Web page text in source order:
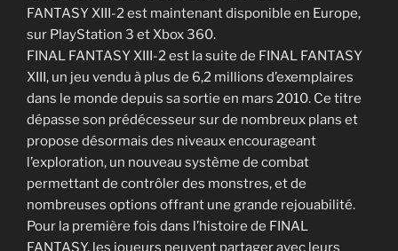
FANTASY XIII-2 est maintenant disponible en Europe,
sur PlayStation 3 et Xbox 360.
FINAL FANTASY XIII-2 est la suite de FINAL FANTASY
XIII, un jeu vendu à plus de 6,2 millions d’exemplaires
dans le monde depuis sa sortie en mars 2010. Ce titre
dépasse son prédécesseur sur de nombreux plans et
propose désormais des niveaux encourageant
l’exploration, un nouveau système de combat
permettant de contrôler des monstres, et de
nombreuses options offrant une grande rejouabilité.
Pour la première fois dans l’histoire de FINAL
FANTASY, les joueurs peuvent partager avec leurs